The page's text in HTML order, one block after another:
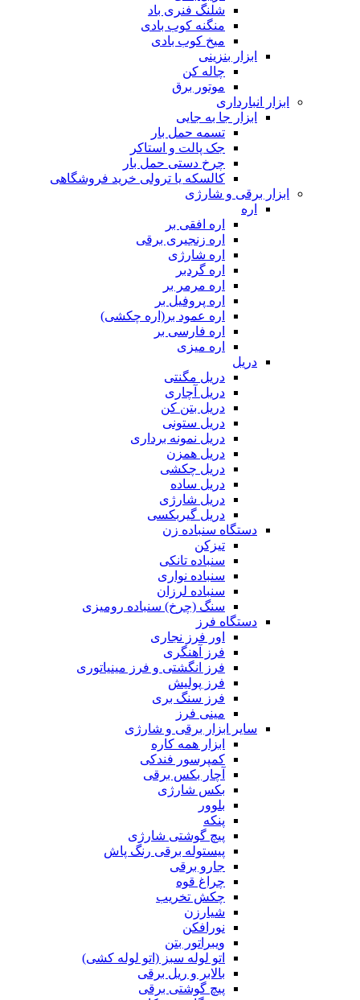
شلنگ فنری باد
منگنه کوب بادی
میخ کوب بادی
ابزار بنزینی
چاله کن
موتور برق
ابزار انبارداری
ابزار جا به جایی
تسمه حمل بار
جک پالت و استاکر
چرخ دستی حمل بار
کالسکه یا ترولی خرید فروشگاهی
ابزار برقی و شارژی
اره
اره افقی بر
اره زنجیری برقی
اره شارژی
اره گردبر
اره مرمر بر
اره پروفیل بر
اره عمود بر(اره چکشی)
اره فارسی بر
اره میزی
دریل
دریل مگنتی
دریل آچاری
دریل بتن کن
دریل ستونی
دریل نمونه برداری
دریل همزن
دریل چکشی
دریل ساده
دریل شارژی
دریل گیربکسی
دستگاه سنباده زن
تیزکن
سنباده تانکی
سنباده نواری
سنباده لرزان
سنگ (چرخ) سنباده رومیزی
دستگاه فرز
اور فرز نجاری
فرز آهنگری
فرز انگشتی و فرز مینیاتوری
فرز پولیش
فرز سنگ بری
مینی فرز
سایر ابزار برقی و شارژی
ابزار همه کاره
کمپرسور فندکی
آچار بکس برقی
بکس شارژی
بلوور
پنکه
پیچ گوشتی شارژی
پیستوله برقی رنگ پاش
جارو برقی
چراغ قوه
چکش تخریب
شیارزن
نورافکن
ویبراتور بتن
اتو لوله سبز (اتو لوله کشی)
بالابر و ریل برقی
پیچ گوشتی برقی